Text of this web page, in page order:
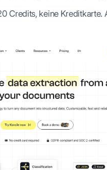
Credits, keine Kreditkarte.